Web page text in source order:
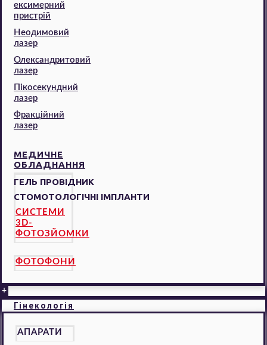
ексимерний
пристрій
Неодимовий
лазер
Олександритовий
лазер
Пікосекундний
лазер
Фракційний
лазер
МЕДИЧНЕ
ОБЛАДНАННЯ
ГЕЛЬ ПРОВІДНИК
СТОМОТОЛОГІЧНІ ІМПЛАНТИ
СИСТЕМИ
3D-
ФОТОЗЙОМКИ
ФОТОФОНИ
+
Гінекологія
АПАРАТИ